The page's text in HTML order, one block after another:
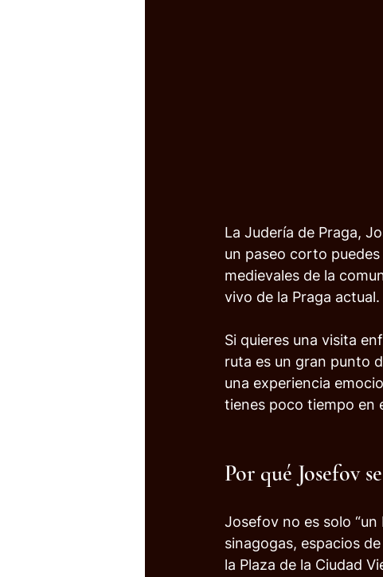
La Judería de Praga,
un paseo corto
medievales de la
vivo de la Praga actual.
Si quieres una visita
ruta es un gran punto
una experiencia
tienes poco tiempo en
Por qué Josefov
Josefov no es solo
sinagogas, espacios
la Plaza de la Ciudad